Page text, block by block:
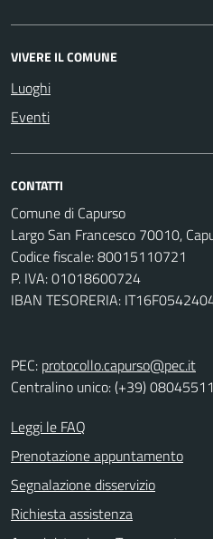
VIVERE IL COMUNE
Luoghi
Eventi
CONTATTI
Comune di Capurso
Largo San Francesco 70010,
Codice fiscale: 80015110721
P. IVA: 01018600724
IBAN TESORERIA:
PEC: protocollo.capurso@pec.it
Centralino unico: (+39)
Leggi le FAQ
Prenotazione appuntamento
Segnalazione disservizio
Richiesta assistenza